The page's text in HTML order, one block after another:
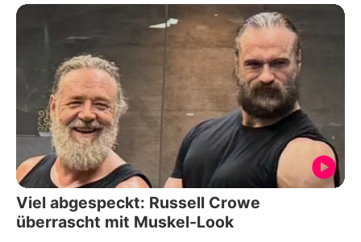
Viel abgespeckt: Russell Crowe
überrascht mit Muskel-Look